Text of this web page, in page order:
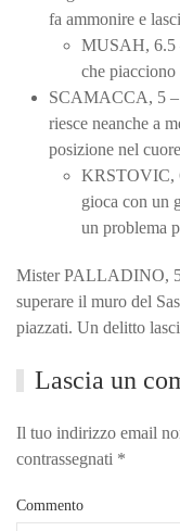
fa ammonire e
MUSAH, 6.5
che
SCAMACCA, 5 –
riesce neanche a
posizione nel
KRSTOVIC,
gioca con un
un problema
Mister PALLADINO, 5
superare il muro del
piazzati. Un delitto
Lascia un
Il tuo indirizzo email
contrassegnati *
Commento